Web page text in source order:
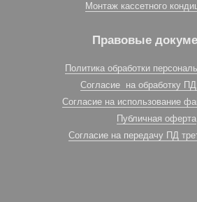
Монтаж кассетного
Правовые
Политика обработки
Согласие на обработку ПД
Согласие на использование
Публичная оферта
Согласие на передачу ПД